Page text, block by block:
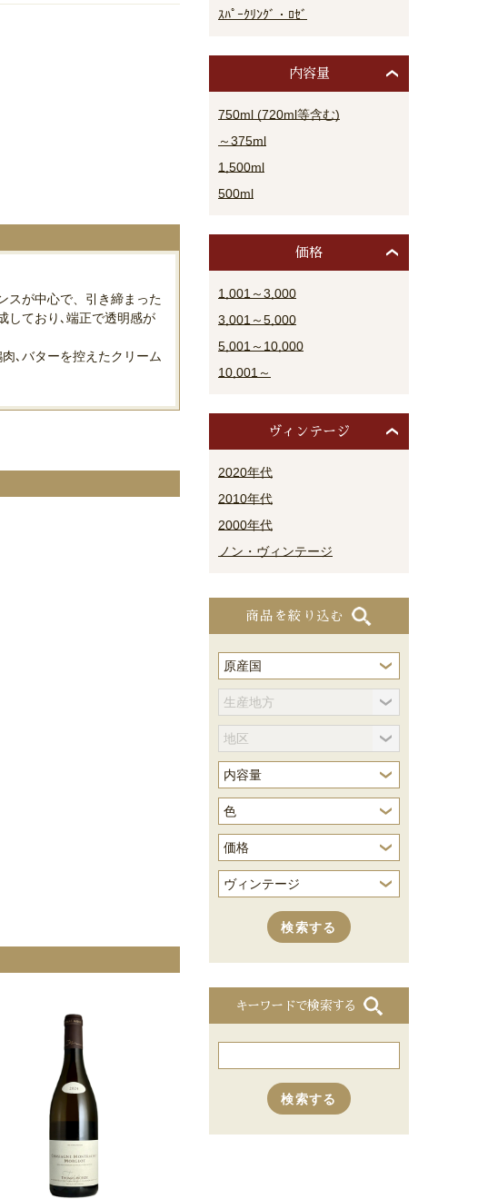
スが中心で、引き締まった
しており､端正で透明感が
､バターを控えたクリーム
ｽﾊﾟｰｸﾘﾝｸﾞ・ﾛｾﾞ
内容量
750ml (720ml等含む)
～375ml
1,500ml
500ml
価格
1,001～3,000
3,001～5,000
5,001～10,000
10,001～
ヴィンテージ
2020年代
2010年代
2000年代
ノン・ヴィンテージ
商品を絞り込む
キーワードで検索する